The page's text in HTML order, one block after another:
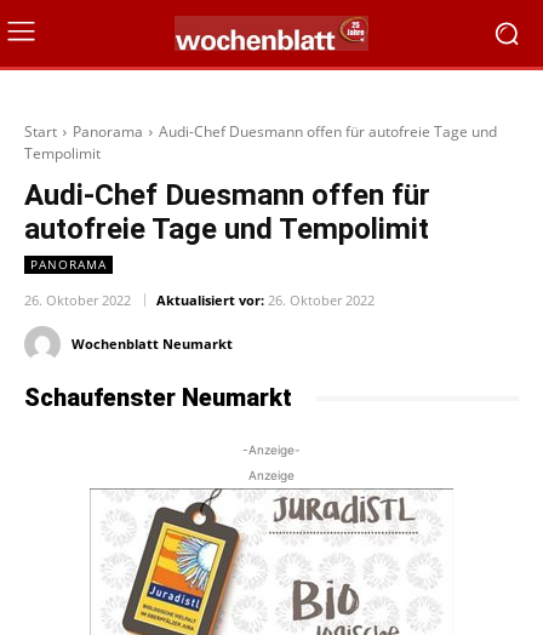
Start Panorama
Audi-Chef Duesmann offen für autofreie Tage und
Tempolimit
Audi-Chef Duesmann offen für
autofreie Tage und Tempolimit
PANORAMA
26. Oktober 2022 Aktualisiert vor: 26. Oktober 2022
Wochenblatt Neumarkt
Schaufenster Neumarkt
-Anzeige-
Anzeige